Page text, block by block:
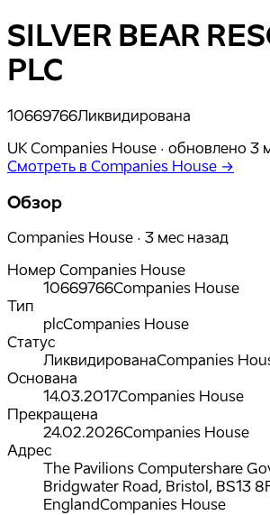
SILVER BEAR
PLC
10669766Ликвидирована
UK Companies House · обновлено 3
Смотреть в Companies House →
Обзор
Companies House · 3 мес назад
Номер Companies House
10669766Companies House
Тип
plcCompanies House
Статус
ЛиквидированаCompanies
Основана
14.03.2017Companies House
Прекращена
24.02.2026Companies House
Адрес
The Pavilions Computershare
Bridgwater Road, Bristol, BS13
EnglandCompanies House